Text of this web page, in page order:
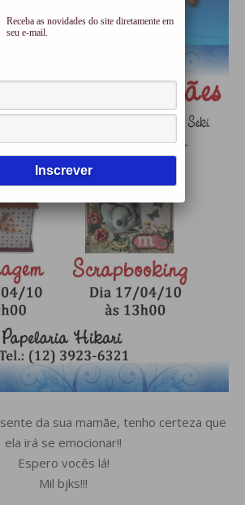
da sua mamãe, tenho certeza que
ela irá se emocionar!!
Espero vocês lá!
Mil bjks!!!
Receba as novidades do site diretamente em
seu e-mail.